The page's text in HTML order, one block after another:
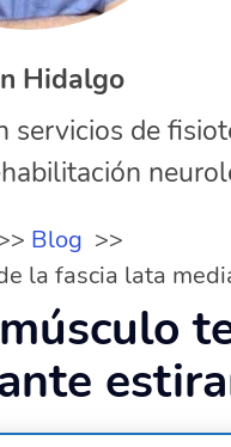
Hidalgo
servicios de
Blog
la fascia lata